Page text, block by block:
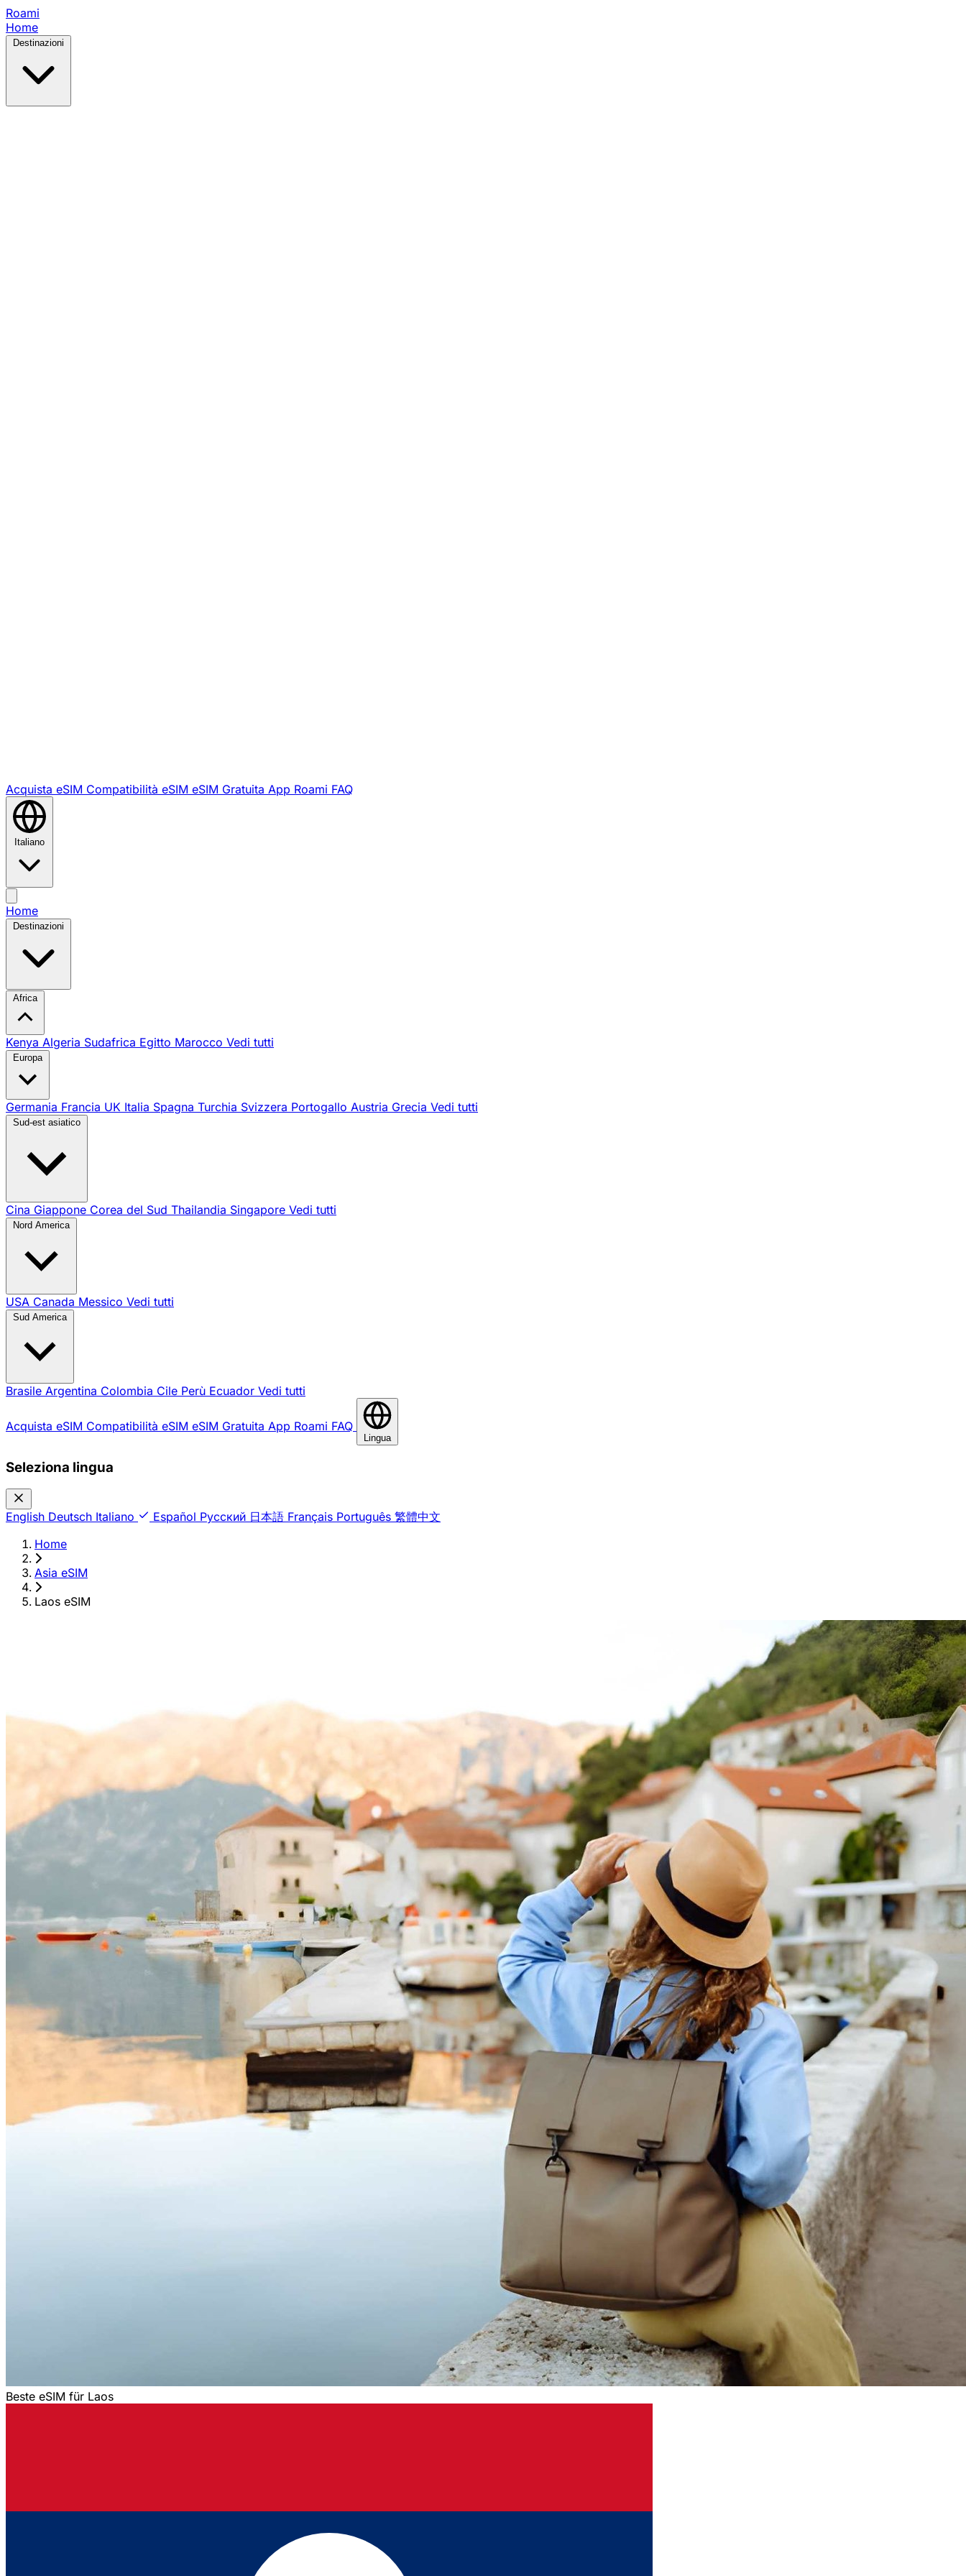
Roami
Home
Destinazioni
Acquista eSIM Compatibilità eSIM eSIM Gratuita App Roami FAQ
Italiano
Home
Destinazioni
Africa
Kenya Algeria Sudafrica Egitto Marocco Vedi tutti
Europa
Germania Francia UK Italia Spagna Turchia Svizzera Portogallo Austria Grecia Vedi tutti
Sud-est asiatico
Cina Giappone Corea del Sud Thailandia Singapore Vedi tutti
Nord America
USA Canada Messico Vedi tutti
Sud America
Brasile Argentina Colombia Cile Perù Ecuador Vedi tutti
Acquista eSIM Compatibilità eSIM eSIM Gratuita App Roami FAQ
Lingua
Seleziona lingua
English Deutsch Italiano Español Русский 日本語 Français Português 繁體中文
Home
›
Asia eSIM
›
Laos eSIM
Beste eSIM für Laos